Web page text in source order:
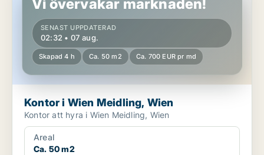
Vi övervakar marknaden!
SENAST UPPDATERAD
02:32 • 07 aug.
Skapad 4 h Ca. 50 m2 Ca. 700 EUR pr md
Kontor i Wien Meidling, Wien
Kontor att hyra i Wien Meidling, Wien
Areal
Ca. 50 m2